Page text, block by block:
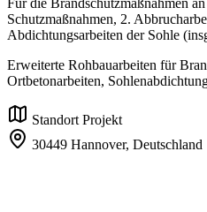
Für die Brandschutzmaßnahmen
Schutzmaßnahmen, 2.
Abdichtungsarbeiten der Sohle
Erweiterte Rohbauarbeiten für
Ortbetonarbeiten,
Standort Projekt
30449 Hannover, Deutschland